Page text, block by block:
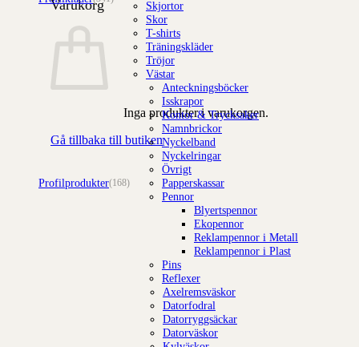
Varukorg
Inga produkter i varukorgen.
Gå tillbaka till butiken
Skjortor
Skor
T-shirts
Träningskläder
Tröjor
Västar
Profilprodukter(168)
Anteckningsböcker
Isskrapor
Kontor & Trycksaker
Namnbrickor
Nyckelband
Nyckelringar
Övrigt
Papperskassar
Pennor
Blyertspennor
Ekopennor
Reklampennor i Metall
Reklampennor i Plast
Pins
Reflexer
Axelremsväskor
Datorfodral
Datorryggsäckar
Datorväskor